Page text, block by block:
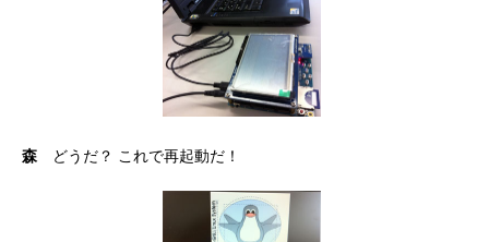
森 どうだ？ これで再起動だ！